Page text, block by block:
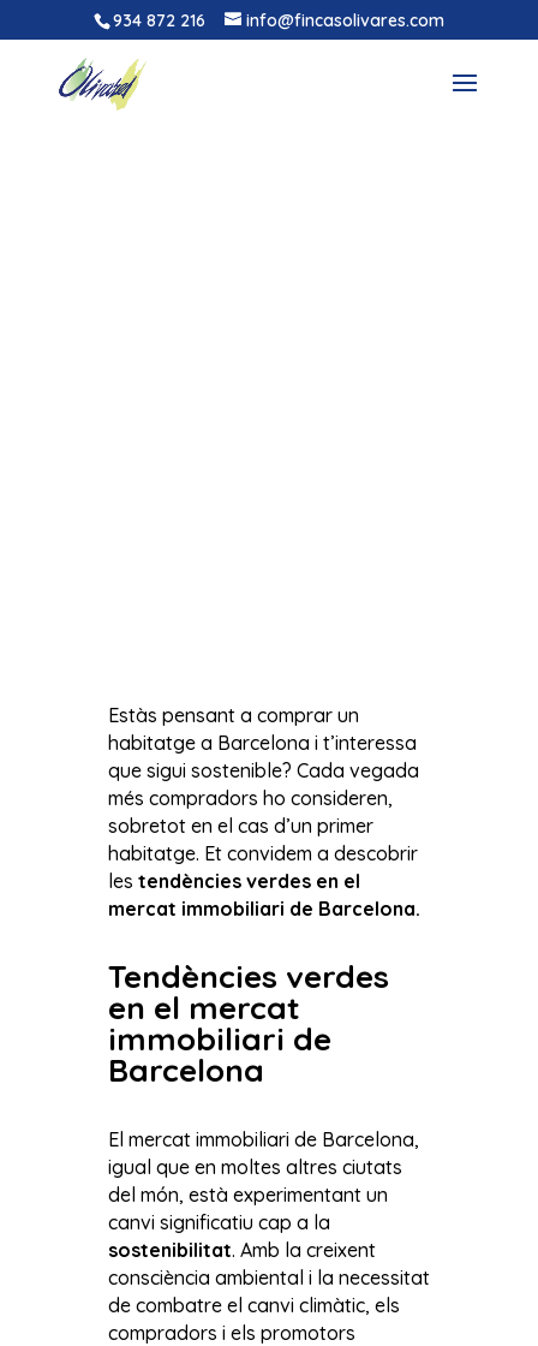
934 872 216 info@fincasolivares.com
Estàs pensant a comprar un
habitatge a Barcelona i t’interessa
que sigui sostenible? Cada vegada
més compradors ho consideren,
sobretot en el cas d’un primer
habitatge. Et convidem a descobrir
les tendències verdes en el
mercat immobiliari de Barcelona.
Tendències verdes
en el mercat
immobiliari de
Barcelona
El mercat immobiliari de Barcelona,
igual que en moltes altres ciutats
del món, està experimentant un
canvi significatiu cap a la
sostenibilitat. Amb la creixent
consciència ambiental i la necessitat
de combatre el canvi climàtic, els
compradors i els promotors